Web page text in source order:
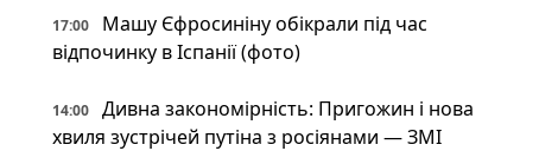
17:00
Машу Єфросиніну обікрали під час
відпочинку в Іспанії (фото)
14:00
Дивна закономірність: Пригожин і нова
хвиля зустрічей путіна з росіянами — ЗМІ